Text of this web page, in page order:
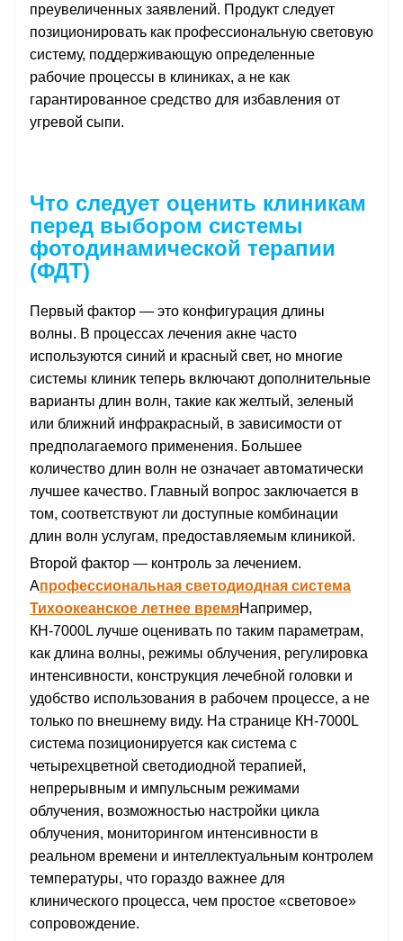
преувеличенных заявлений. Продукт следует
позиционировать как профессиональную световую
систему, поддерживающую определенные
рабочие процессы в клиниках, а не как
гарантированное средство для избавления от
угревой сыпи.
Что следует оценить клиникам
перед выбором системы
фотодинамической терапии
(ФДТ)
Первый фактор — это конфигурация длины
волны. В процессах лечения акне часто
используются синий и красный свет, но многие
системы клиник теперь включают дополнительные
варианты длин волн, такие как желтый, зеленый
или ближний инфракрасный, в зависимости от
предполагаемого применения. Большее
количество длин волн не означает автоматически
лучшее качество. Главный вопрос заключается в
том, соответствуют ли доступные комбинации
длин волн услугам, предоставляемым клиникой.
Второй фактор — контроль за лечением.
Апрофессиональная светодиодная система
Тихоокеанское летнее времяНапример,
КН-7000L лучше оценивать по таким параметрам,
как длина волны, режимы облучения, регулировка
интенсивности, конструкция лечебной головки и
удобство использования в рабочем процессе, а не
только по внешнему виду. На странице КН-7000L
система позиционируется как система с
четырехцветной светодиодной терапией,
непрерывным и импульсным режимами
облучения, возможностью настройки цикла
облучения, мониторингом интенсивности в
реальном времени и интеллектуальным контролем
температуры, что гораздо важнее для
клинического процесса, чем простое «световое»
сопровождение.